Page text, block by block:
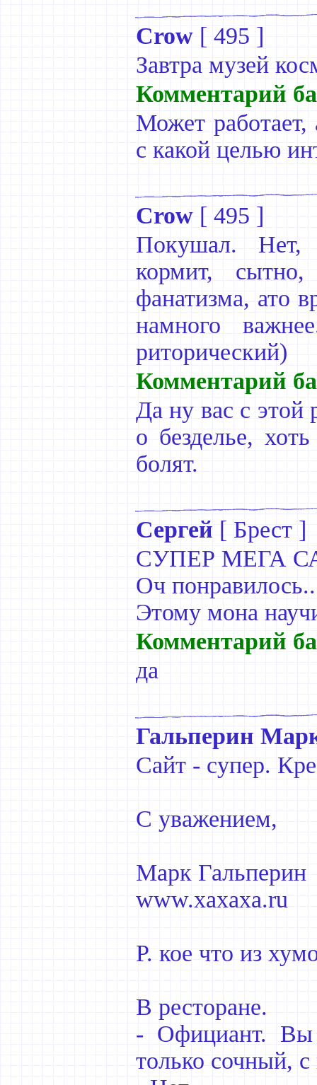
Crow [ 495 ]
Завтра музей
Комментарий
Может
с какой целью
Crow [ 495 ]
Покушал. Нет,
кормит,
фанатизма, ато
намного
риторический)
Комментарий
Да ну вас с этой
о безделье,
болят.
Сергей [ Брест ]
СУПЕР МЕГА
Оч
Этому мона
Комментарий
да
Гальперин
Сайт - супер.
С уважением,
Марк Гальперин
www.xaxaxa.ru
P. кое что из
В ресторане.
- Официант. Вы
только сочный,